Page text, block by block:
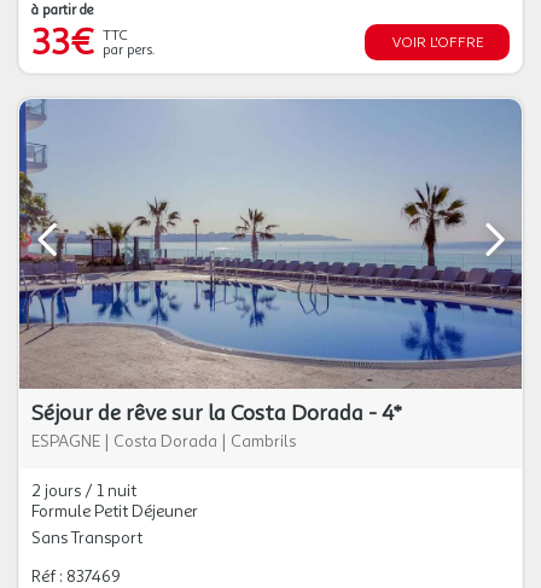
à partir de
33€ TTC
par pers.
VOIR L'OFFRE
Séjour de rêve sur la Costa Dorada - 4*
ESPAGNE | Costa Dorada | Cambrils
2 jours / 1 nuit
Formule Petit Déjeuner
Sans Transport
Réf : 837469